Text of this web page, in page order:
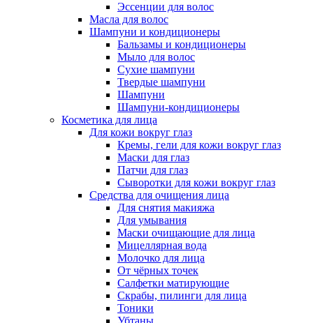
Эссенции для волос
Масла для волос
Шампуни и кондиционеры
Бальзамы и кондиционеры
Мыло для волос
Сухие шампуни
Твердые шампуни
Шампуни
Шампуни-кондиционеры
Косметика для лица
Для кожи вокруг глаз
Кремы, гели для кожи вокруг глаз
Маски для глаз
Патчи для глаз
Сыворотки для кожи вокруг глаз
Средства для очищения лица
Для снятия макияжа
Для умывания
Маски очищающие для лица
Мицеллярная вода
Молочко для лица
От чёрных точек
Салфетки матирующие
Скрабы, пилинги для лица
Тоники
Убтаны